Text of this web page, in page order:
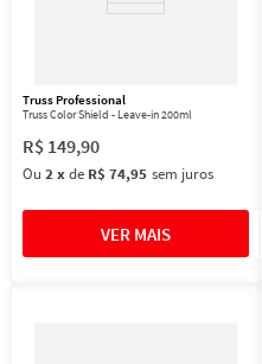
Truss Professional
Truss Color Shield - Leave-in 200ml
R$ 149,90
Ou 2xde R$ 74,95 sem juros